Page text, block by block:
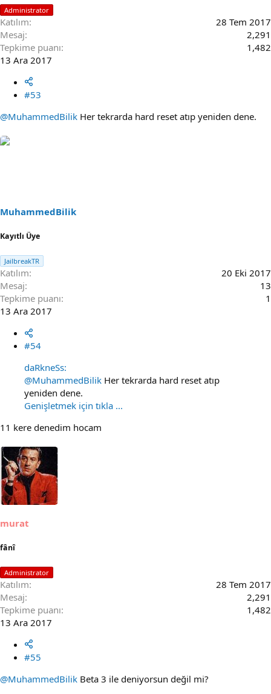
Administrator
Katılım
28 Tem 2017
Mesaj
2,291
Tepkime puanı
1,482
13 Ara 2017
#53
@MuhammedBilik Her tekrarda hard reset atıp yeniden dene.
MuhammedBilik
Kayıtlı Üye
JailbreakTR
Katılım
20 Eki 2017
Mesaj
13
Tepkime puanı
1
13 Ara 2017
#54
daRkneSs:
@MuhammedBilik Her tekrarda hard reset atıp
yeniden dene.
Genişletmek için tıkla ...
11 kere denedim hocam
murat
fânî
Administrator
Katılım
28 Tem 2017
Mesaj
2,291
Tepkime puanı
1,482
13 Ara 2017
#55
@MuhammedBilik Beta 3 ile deniyorsun değil mi?